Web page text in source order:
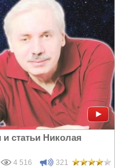
статьи Николая
4 516 321